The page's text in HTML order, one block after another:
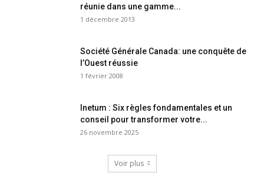
réunie dans une gamme...
1 décembre 2013
Société Générale Canada: une conquête de
l’Ouest réussie
1 février 2008
Inetum : Six règles fondamentales et un
conseil pour transformer votre...
26 novembre 2025
Voir plus